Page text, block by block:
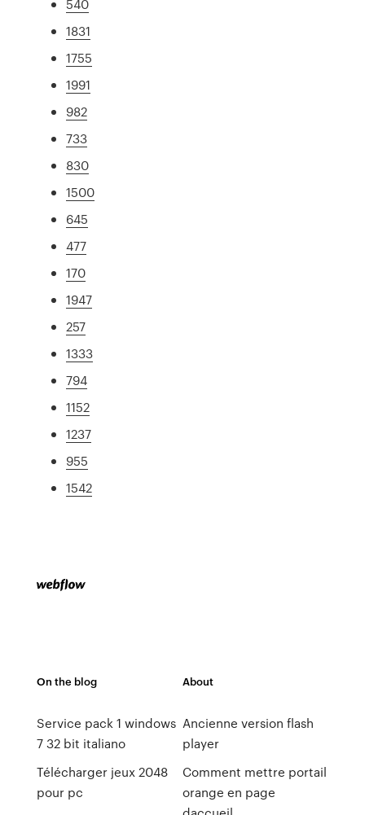
540
1831
1755
1991
982
733
830
1500
645
477
170
1947
257
1333
794
1152
1237
955
1542
On the blog
Service pack 1 windows
7 32 bit italiano
Télécharger jeux 2048
pour pc
About
Ancienne version flash
player
Comment mettre portail
orange en page